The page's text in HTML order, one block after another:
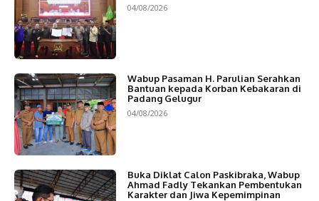
04/08/2026
Wabup Pasaman H. Parulian Serahkan
Bantuan kepada Korban Kebakaran di
Padang Gelugur
04/08/2026
Buka Diklat Calon Paskibraka, Wabup
Ahmad Fadly Tekankan Pembentukan
Karakter dan Jiwa Kepemimpinan